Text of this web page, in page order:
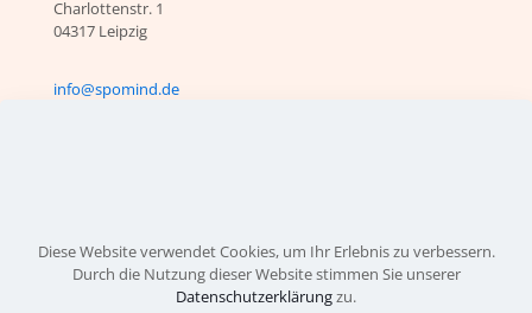
Charlottenstr. 1
04317 Leipzig
info@spomind.de
Diese Website verwendet Cookies, um Ihr Erlebnis zu verbessern.
Durch die Nutzung dieser Website stimmen Sie unserer
Datenschutzerklärungzu.